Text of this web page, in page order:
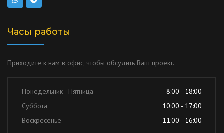
Часы работы
Приходите к нам в офис, чтобы обсудить Ваш проект.
Понедельник - Пятница
8:00 - 18:00
Суббота
10:00 - 17:00
Воскресенье
11:00 - 16:00